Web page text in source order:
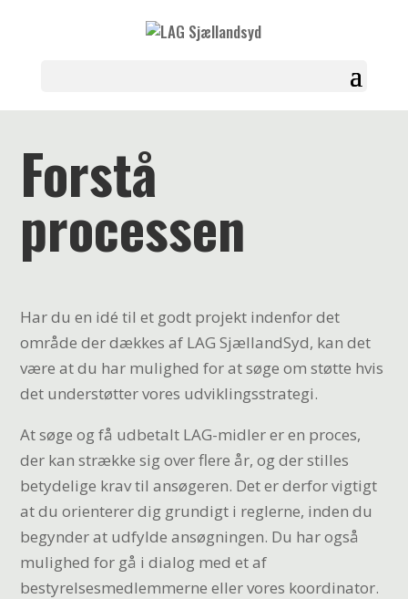
Forstå
processen
Har du en idé til et godt projekt indenfor det
område der dækkes af LAG SjællandSyd, kan det
være at du har mulighed for at søge om støtte hvis
det understøtter vores udviklingsstrategi.
At søge og få udbetalt LAG-midler er en proces,
der kan strække sig over flere år, og der stilles
betydelige krav til ansøgeren. Det er derfor vigtigt
at du orienterer dig grundigt i reglerne, inden du
begynder at udfylde ansøgningen. Du har også
mulighed for gå i dialog med et af
bestyrelsesmedlemmerne eller vores koordinator.